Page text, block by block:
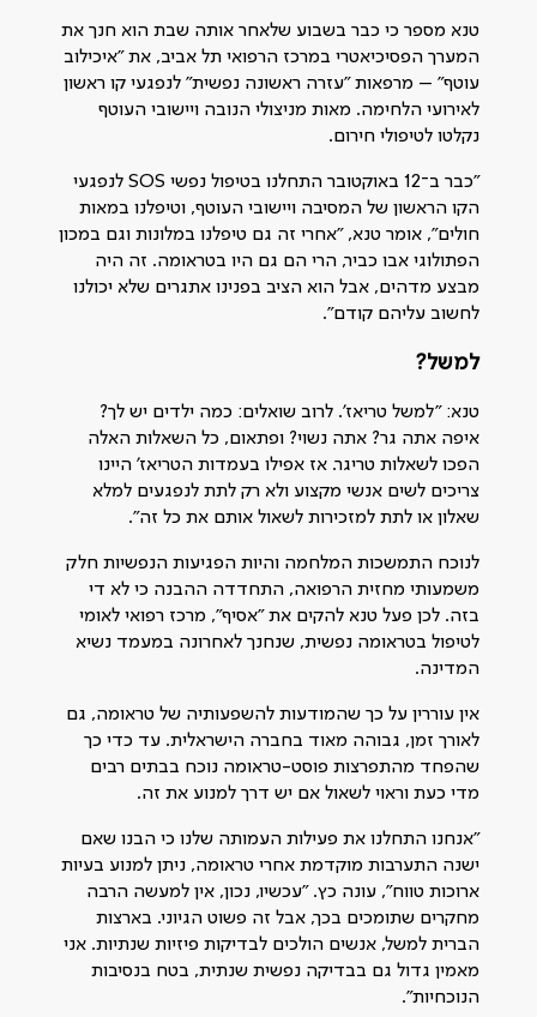
טנא מספר כי כבר בשבוע שלאחר אותה שבת הוא חנך את
המערך הפסיכיאטרי במרכז הרפואי תל אביב, את "איכילוב
עוטף" – מרפאות "עזרה ראשונה נפשית" לנפגעי קו ראשון
לאירועי הלחימה. מאות מניצולי הנובה ויישובי העוטף
נקלטו לטיפולי חירום.
"כבר ב־12 באוקטובר התחלנו בטיפול נפשי SOS לנפגעי
הקו הראשון של המסיבה ויישובי העוטף, וטיפלנו במאות
חולים", אומר טנא, "אחרי זה גם טיפלנו במלונות וגם במכון
הפתולוגי אבו כביר, הרי הם גם היו בטראומה. זה היה
מבצע מדהים, אבל הוא הציב בפנינו אתגרים שלא יכולנו
לחשוב עליהם קודם".
למשל?
טנא: "למשל טריאז'. לרוב שואלים: כמה ילדים יש לך?
איפה אתה גר? אתה נשוי? ופתאום, כל השאלות האלה
הפכו לשאלות טריגר. אז אפילו בעמדות הטריאז' היינו
צריכים לשים אנשי מקצוע ולא רק לתת לנפגעים למלא
שאלון או לתת למזכירות לשאול אותם את כל זה".
לנוכח התמשכות המלחמה והיות הפגיעות הנפשיות חלק
משמעותי מחזית הרפואה, התחדדה ההבנה כי לא די
בזה. לכן פעל טנא להקים את "אסיף", מרכז רפואי לאומי
לטיפול בטראומה נפשית, שנחנך לאחרונה במעמד נשיא
המדינה.
אין עוררין על כך שהמודעות להשפעותיה של טראומה, גם
לאורך זמן, גבוהה מאוד בחברה הישראלית. עד כדי כך
שהפחד מהתפרצות פוסט-טראומה נוכח בבתים רבים
מדי כעת וראוי לשאול אם יש דרך למנוע את זה.
"אנחנו התחלנו את פעילות העמותה שלנו כי הבנו שאם
ישנה התערבות מוקדמת אחרי טראומה, ניתן למנוע בעיות
ארוכות טווח", עונה כץ. "עכשיו, נכון, אין למעשה הרבה
מחקרים שתומכים בכך, אבל זה פשוט הגיוני. בארצות
הברית למשל, אנשים הולכים לבדיקות פיזיות שנתיות. אני
מאמין גדול גם בבדיקה נפשית שנתית, בטח בנסיבות
הנוכחיות".